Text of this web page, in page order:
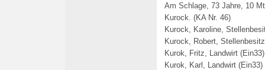
Am Schlage, 73 Jahre, 10
Kurock. (KA Nr. 46)
Kurock, Karoline,
Kurock, Robert,
Kurok, Fritz, Landwirt (Ein33)
Kurok, Karl, Landwirt (Ein33)